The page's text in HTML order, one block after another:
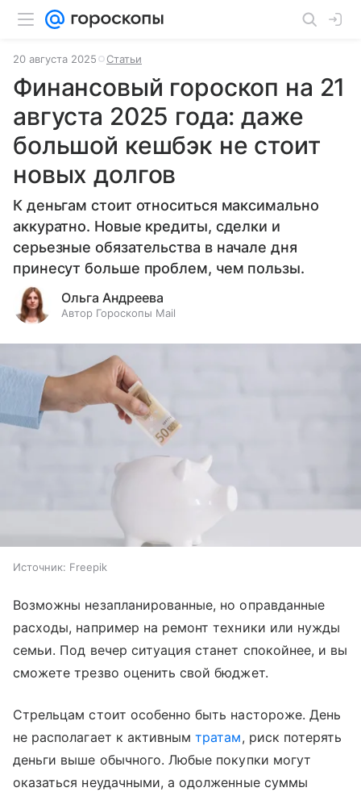
20 августа 2025 Статьи
Финансовый гороскоп на 21
августа 2025 года: даже
большой кешбэк не стоит
новых долгов
К деньгам стоит относиться максимально
аккуратно. Новые кредиты, сделки и
серьезные обязательства в начале дня
принесут больше проблем, чем пользы.
Ольга Андреева
Автор Гороскопы Mail
Источник: Freepik
Возможны незапланированные, но оправданные
расходы, например на ремонт техники или нужды
семьи. Под вечер ситуация станет спокойнее, и вы
сможете трезво оценить свой бюджет.
Стрельцам стоит особенно быть настороже. День
не располагает к активнымтратам, риск потерять
деньги выше обычного. Любые покупки могут
оказаться неудачными, а одолженные суммы